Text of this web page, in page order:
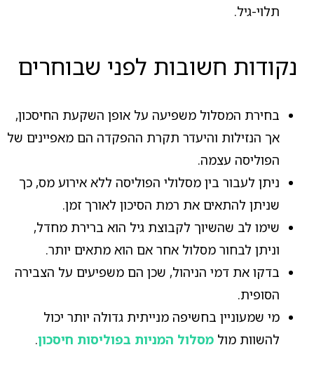
תלוי-גיל.
נקודות חשובות לפני שבוחרים
בחירת המסלול משפיעה על אופן השקעת החיסכון,
אך הנזילות והיעדר תקרת ההפקדה הם מאפיינים של
הפוליסה עצמה.
ניתן לעבור בין מסלולי הפוליסה ללא אירוע מס, כך
שניתן להתאים את רמת הסיכון לאורך זמן.
שימו לב שהשיוך לקבוצת גיל הוא ברירת מחדל,
וניתן לבחור מסלול אחר אם הוא מתאים יותר.
בדקו את דמי הניהול, שכן הם משפיעים על הצבירה
הסופית.
מי שמעוניין בחשיפה מנייתית גדולה יותר יכול
להשוות מול מסלול המניות בפוליסות חיסכון.